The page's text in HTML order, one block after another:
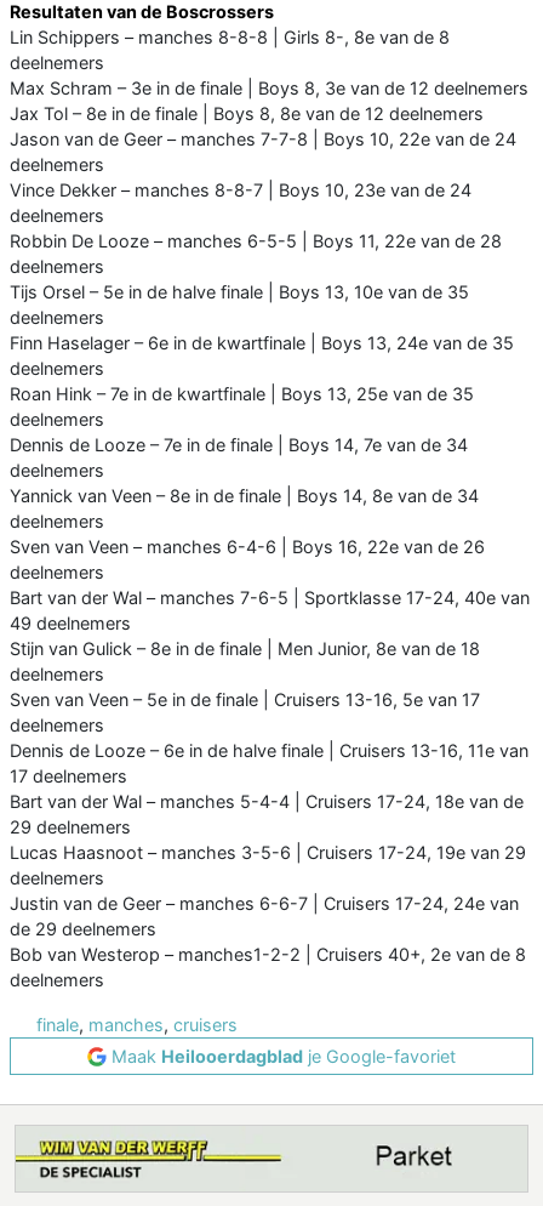
Resultaten van de Boscrossers
Lin Schippers – manches 8-8-8 | Girls 8-, 8e van de 8
deelnemers
Max Schram – 3e in de finale | Boys 8, 3e van de 12 deelnemers
Jax Tol – 8e in de finale | Boys 8, 8e van de 12 deelnemers
Jason van de Geer – manches 7-7-8 | Boys 10, 22e van de 24
deelnemers
Vince Dekker – manches 8-8-7 | Boys 10, 23e van de 24
deelnemers
Robbin De Looze – manches 6-5-5 | Boys 11, 22e van de 28
deelnemers
Tijs Orsel – 5e in de halve finale | Boys 13, 10e van de 35
deelnemers
Finn Haselager – 6e in de kwartfinale | Boys 13, 24e van de 35
deelnemers
Roan Hink – 7e in de kwartfinale | Boys 13, 25e van de 35
deelnemers
Dennis de Looze – 7e in de finale | Boys 14, 7e van de 34
deelnemers
Yannick van Veen – 8e in de finale | Boys 14, 8e van de 34
deelnemers
Sven van Veen – manches 6-4-6 | Boys 16, 22e van de 26
deelnemers
Bart van der Wal – manches 7-6-5 | Sportklasse 17-24, 40e van
49 deelnemers
Stijn van Gulick – 8e in de finale | Men Junior, 8e van de 18
deelnemers
Sven van Veen – 5e in de finale | Cruisers 13-16, 5e van 17
deelnemers
Dennis de Looze – 6e in de halve finale | Cruisers 13-16, 11e van
17 deelnemers
Bart van der Wal – manches 5-4-4 | Cruisers 17-24, 18e van de
29 deelnemers
Lucas Haasnoot – manches 3-5-6 | Cruisers 17-24, 19e van 29
deelnemers
Justin van de Geer – manches 6-6-7 | Cruisers 17-24, 24e van
de 29 deelnemers
Bob van Westerop – manches1-2-2 | Cruisers 40+, 2e van de 8
deelnemers
finale, manches, cruisers
Maak Heilooerdagblad je Google-favoriet